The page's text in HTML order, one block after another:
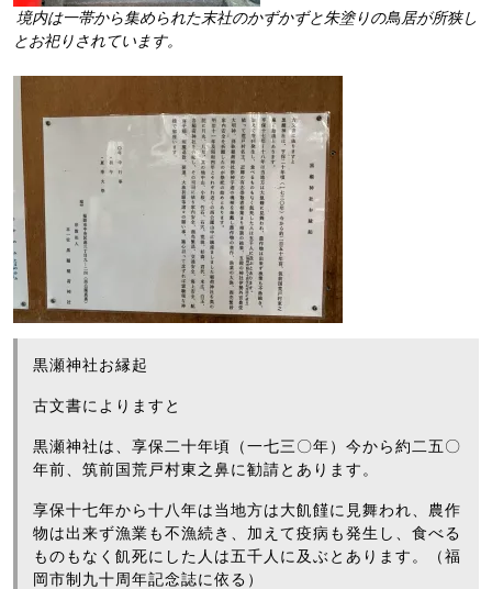
境内は一帯から集められた末社のかずかずと朱塗りの鳥居が所狭し
とお祀りされています。
黒瀬神社お縁起
古文書によりますと
黒瀬神社は、享保二十年頃（一七三〇年）今から約二五〇
年前、筑前国荒戸村東之鼻に勧請とあります。
享保十七年から十八年は当地方は大飢饉に見舞われ、農作
物は出来ず漁業も不漁続き、加えて疫病も発生し、食べる
ものもなく飢死にした人は五千人に及ぶとあります。（福
岡市制九十周年記念誌に依る）